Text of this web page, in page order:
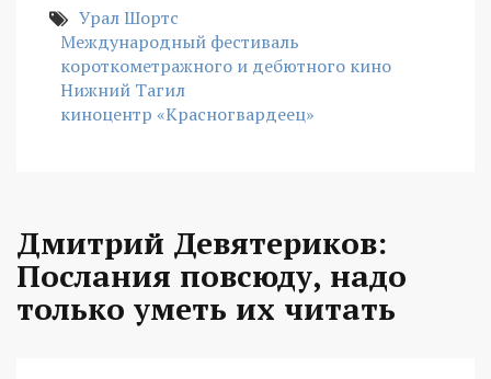
Урал Шортс
Международный фестиваль
короткометражного и дебютного кино
Нижний Тагил
киноцентр «Красногвардеец»
Дмитрий Девятериков:
Послания повсюду, надо
только уметь их читать